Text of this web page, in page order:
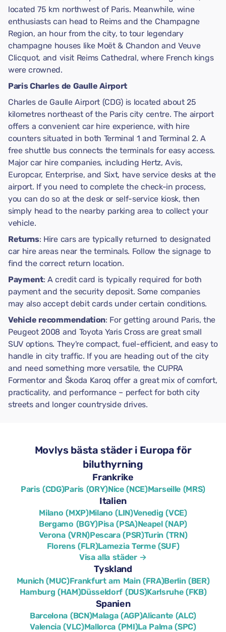
located 75 km northwest of Paris. Meanwhile, wine
enthusiasts can head to Reims and the Champagne
Region, an hour from the city, to tour legendary
champagne houses like Moët & Chandon and Veuve
Clicquot, and visit Reims Cathedral, where French kings
were crowned.
Paris Charles de Gaulle Airport
Charles de Gaulle Airport (CDG) is located about 25
kilometres northeast of the Paris city centre. The airport
offers a convenient car hire experience, with hire
counters situated in both Terminal 1 and Terminal 2. A
free shuttle bus connects the terminals for easy access.
Major car hire companies, including Hertz, Avis,
Europcar, Enterprise, and Sixt, have service desks at the
airport. If you need to complete the check-in process,
you can do so at the desk or self-service kiosk, then
simply head to the nearby parking area to collect your
vehicle.
Returns: Hire cars are typically returned to designated
car hire areas near the terminals. Follow the signage to
find the correct return location.
Payment: A credit card is typically required for both
payment and the security deposit. Some companies
may also accept debit cards under certain conditions.
Vehicle recommendation: For getting around Paris, the
Peugeot 2008 and Toyota Yaris Cross are great small
SUV options. They're compact, fuel-efficient, and easy to
handle in city traffic. If you are heading out of the city
and need something more versatile, the CUPRA
Formentor and Škoda Karoq offer a great mix of comfort,
practicality, and performance – perfect for both city
streets and longer countryside drives.
Movlys bästa städer i Europa för
biluthyrning
Frankrike
Paris (CDG)Paris (ORY)Nice (NCE)Marseille (MRS)
Italien
Milano (MXP)Milano (LIN)Venedig (VCE)
Bergamo (BGY)Pisa (PSA)Neapel (NAP)
Verona (VRN)Pescara (PSR)Turin (TRN)
Florens (FLR)Lamezia Terme (SUF)
Visa alla städer →
Tyskland
Munich (MUC)Frankfurt am Main (FRA)Berlin (BER)
Hamburg (HAM)Düsseldorf (DUS)Karlsruhe (FKB)
Spanien
Barcelona (BCN)Malaga (AGP)Alicante (ALC)
Valencia (VLC)Mallorca (PMI)La Palma (SPC)